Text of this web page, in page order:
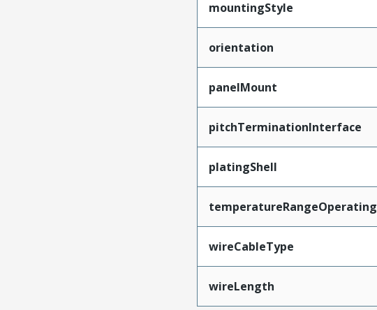
mountingStyle
orientation
panelMount
pitchTerminationInterface
platingShell
temperatureRangeOperating
wireCableType
wireLength